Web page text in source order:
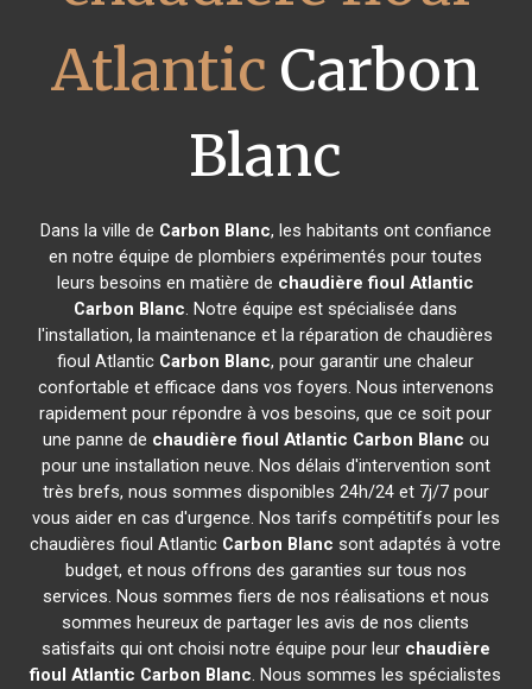
Atlantic Carbon
Blanc
Dans la ville de Carbon Blanc, les habitants ont confiance
en notre équipe de plombiers expérimentés pour toutes
leurs besoins en matière de chaudière fioul Atlantic
Carbon Blanc. Notre équipe est spécialisée dans
l'installation, la maintenance et la réparation de chaudières
fioul Atlantic Carbon Blanc, pour garantir une chaleur
confortable et efficace dans vos foyers. Nous intervenons
rapidement pour répondre à vos besoins, que ce soit pour
une panne de chaudière fioul Atlantic Carbon Blanc ou
pour une installation neuve. Nos délais d'intervention sont
très brefs, nous sommes disponibles 24h/24 et 7j/7 pour
vous aider en cas d'urgence. Nos tarifs compétitifs pour les
chaudières fioul Atlantic Carbon Blanc sont adaptés à votre
budget, et nous offrons des garanties sur tous nos
services. Nous sommes fiers de nos réalisations et nous
sommes heureux de partager les avis de nos clients
satisfaits qui ont choisi notre équipe pour leur chaudière
fioul Atlantic Carbon Blanc. Nous sommes les spécialistes